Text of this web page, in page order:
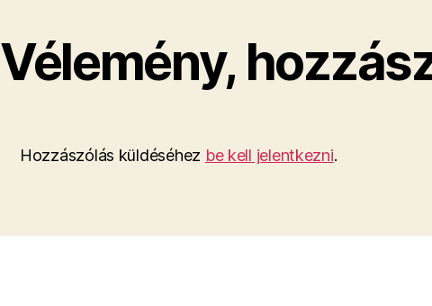
Vélemény,
Hozzászólás küldéséhez be kell jelentkezni.